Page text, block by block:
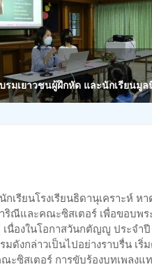
รมเยาวชนผู้ฝึกหัด และนักเรียนมู
รียนโรงเรียนธิดานุเคราะห์ ห
ริณีและคณะซิสเตอร์ เพื่อขอบพ
นื่องในโอกาสวันกตัญญู ประจำปี
ดังกล่าวเป็นไปอย่างราบรื่น เริ่
ะซิสเตอร์ การขับร้องบทเพลง